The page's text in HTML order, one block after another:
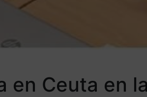
en Ceuta en